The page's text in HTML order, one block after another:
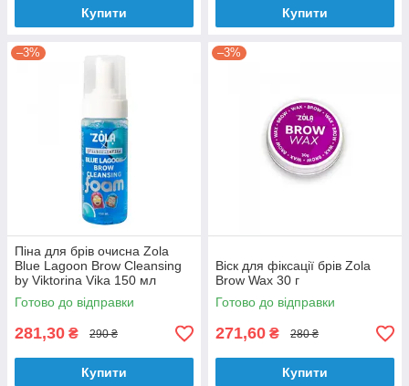
Купити Купити
–3%
Піна для брів очисна Zola
Blue Lagoon Brow Cleansing
by Viktorina Vika 150 мл
Готово до відправки
281,30 ₴ 290 ₴
Купити
–3%
Віск для фіксації брів Zola
Brow Wax 30 г
Готово до відправки
271,60 ₴ 280 ₴
Купити